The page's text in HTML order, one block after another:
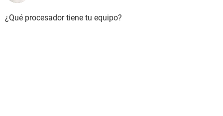
¿Qué procesador tiene tu equipo?